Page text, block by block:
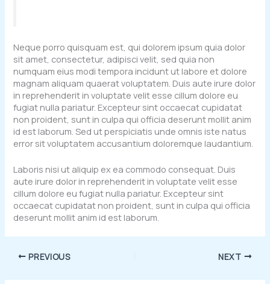
Neque porro quisquam est, qui dolorem ipsum quia dolor
sit amet, consectetur, adipisci velit, sed quia non
numquam eius modi tempora incidunt ut labore et dolore
magnam aliquam quaerat voluptatem. Duis aute irure dolor
in reprehenderit in voluptate velit esse cillum dolore eu
fugiat nulla pariatur. Excepteur sint occaecat cupidatat
non proident, sunt in culpa qui officia deserunt mollit anim
id est laborum. Sed ut perspiciatis unde omnis iste natus
error sit voluptatem accusantium doloremque laudantium.
Laboris nisi ut aliquip ex ea commodo consequat. Duis
aute irure dolor in reprehenderit in voluptate velit esse
cillum dolore eu fugiat nulla pariatur. Excepteur sint
occaecat cupidatat non proident, sunt in culpa qui officia
deserunt mollit anim id est laborum.
PREVIOUS NEXT